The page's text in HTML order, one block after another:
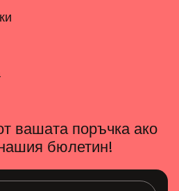
вашата поръчка ако
бюлетин!